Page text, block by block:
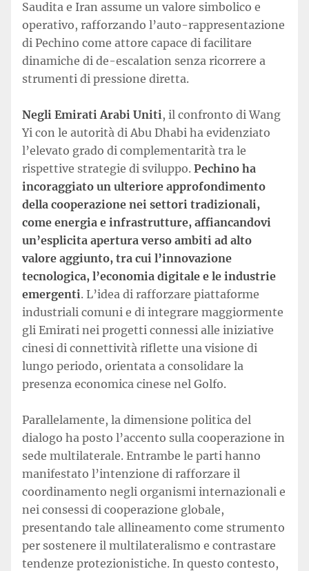
Saudita e Iran assume un valore simbolico e
operativo, rafforzando l’auto-rappresentazione
di Pechino come attore capace di facilitare
dinamiche di de-escalation senza ricorrere a
strumenti di pressione diretta.
Negli Emirati Arabi Uniti, il confronto di Wang
Yi con le autorità di Abu Dhabi ha evidenziato
l’elevato grado di complementarità tra le
rispettive strategie di sviluppo. Pechino ha
incoraggiato un ulteriore approfondimento
della cooperazione nei settori tradizionali,
come energia e infrastrutture, affiancandovi
un’esplicita apertura verso ambiti ad alto
valore aggiunto, tra cui l’innovazione
tecnologica, l’economia digitale e le industrie
emergenti. L’idea di rafforzare piattaforme
industriali comuni e di integrare maggiormente
gli Emirati nei progetti connessi alle iniziative
cinesi di connettività riflette una visione di
lungo periodo, orientata a consolidare la
presenza economica cinese nel Golfo.
Parallelamente, la dimensione politica del
dialogo ha posto l’accento sulla cooperazione in
sede multilaterale. Entrambe le parti hanno
manifestato l’intenzione di rafforzare il
coordinamento negli organismi internazionali e
nei consessi di cooperazione globale,
presentando tale allineamento come strumento
per sostenere il multilateralismo e contrastare
tendenze protezionistiche. In questo contesto,